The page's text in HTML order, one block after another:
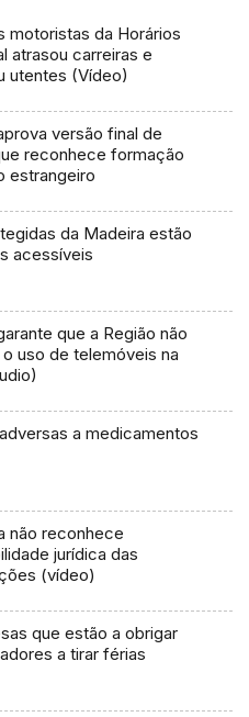
motoristas da Horários
atrasou carreiras e
utentes (Vídeo)
versão final de
reconhece formação
estrangeiro
da Madeira estão
acessíveis
que a Região não
uso de telemóveis na
a medicamentos
não reconhece
jurídica das
(vídeo)
que estão a obrigar
a tirar férias